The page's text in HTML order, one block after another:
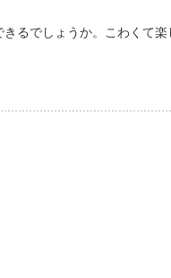
るでしょうか。こわくて楽